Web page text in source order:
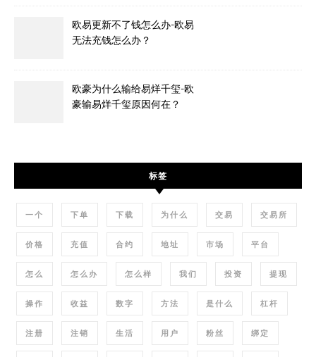
欧易更新不了钱怎么办-欧易
无法充钱怎么办？
欧豪为什么输给易烊千玺-欧
豪输易烊千玺原因何在？
标签
一个 下单 下载 为什么 交易 交易所
价格 充值 合约 地址 市场 平台
怎么 怎么办 怎么样 我们 投资 提现
操作 收益 数字 方法 是什么 杠杆
注册 注销 生活 用户 粉丝 绑定